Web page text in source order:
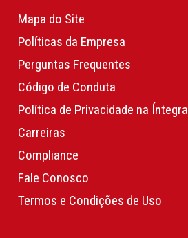
Mapa do Site
Políticas da Empresa
Perguntas Frequentes
Código de Conduta
Política de Privacidade na Íntegra
Carreiras
Compliance
Fale Conosco
Termos e Condições de Uso